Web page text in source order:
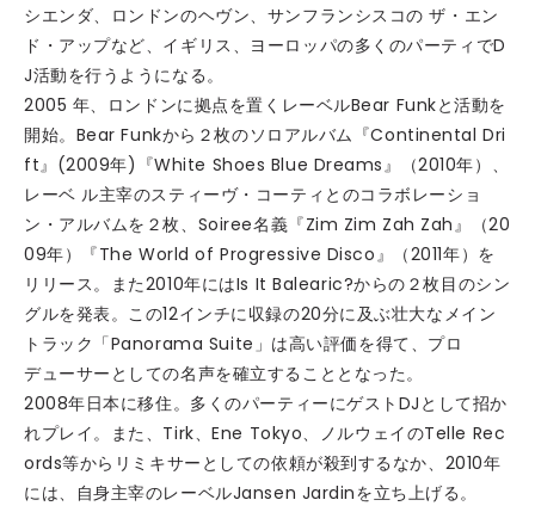
シエンダ、ロンドンのヘヴン、サンフランシスコの ザ・エン
ド・アップなど、イギリス、ヨーロッパの多くのパーティでD
J活動を行うようになる。
2005 年、ロンドンに拠点を置くレーベルBear Funkと活動を
開始。Bear Funkから２枚のソロアルバム『Continental Dri
ft』(2009年)『White Shoes Blue Dreams』（2010年）、
レーベ ル主宰のスティーヴ・コーティとのコラボレーショ
ン・アルバムを２枚、Soiree名義『Zim Zim Zah Zah』（20
09年）『The World of Progressive Disco』（2011年）を
リリース。また2010年にはIs It Balearic?からの２枚目のシン
グルを発表。この12インチに収録の20分に及ぶ壮大なメイン
トラック「Panorama Suite」は高い評価を得て、プロ
デューサーとしての名声を確立することとなった。
2008年日本に移住。多くのパーティーにゲストDJとして招か
れプレイ。また、Tirk、Ene Tokyo、ノルウェイのTelle Rec
ords等からリミキサーとしての依頼が殺到するなか、2010年
には、自身主宰のレーベルJansen Jardinを立ち上げる。